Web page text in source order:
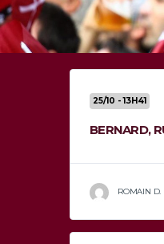
25/10 - 13H41
BERNARD,
ROMAIN D.